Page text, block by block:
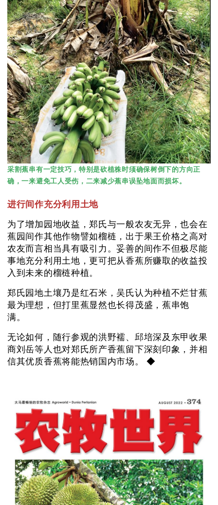
采割蕉串有一定技巧，特别是砍植株时须确保树倒下的方向正
确，一来避免工人受伤，二来减少蕉串误坠地面而损坏。
进行间作充分利用土地
为了增加园地收益，郑氏与一般农友无异，也会在
蕉园间作其他作物譬如榴梿，出于果王价格之高对
农友而言相当具有吸引力。妥善的间作不但极尽能
事地充分利用土地，更可把从香蕉所赚取的收益投
入到未来的榴梿种植。
郑氏园地土壤乃是红石米，吴氏认为种植不烂甘蕉
最为理想，但打里蕉显然也长得茂盛，蕉串饱
满。
无论如何，随行参观的洪野襦、邱培深及东甲收果
商刘岳等人也对郑氏所产香蕉留下深刻印象，并相
信其优质香蕉将能热销国内市场。 ◆